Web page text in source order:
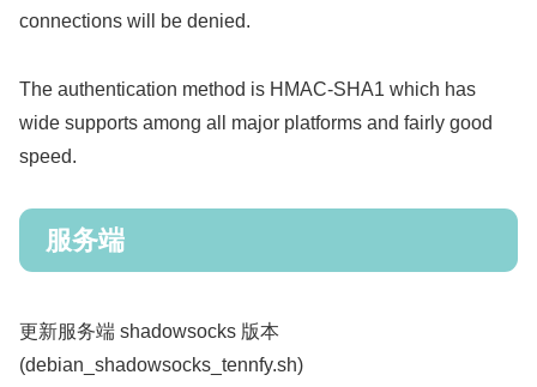
connections will be denied.
The authentication method is HMAC-SHA1 which has
wide supports among all major platforms and fairly good
speed.
服务端
更新服务端 shadowsocks 版本
(debian_shadowsocks_tennfy.sh)